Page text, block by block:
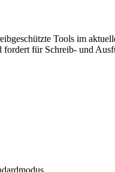
Tools im
fordert für Schreib- und